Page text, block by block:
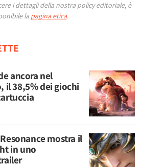
i dettagli della nostra policy editoriale, è
la pagina etica.
ancora nel
il 38,5% dei giochi
mostra il
in uno